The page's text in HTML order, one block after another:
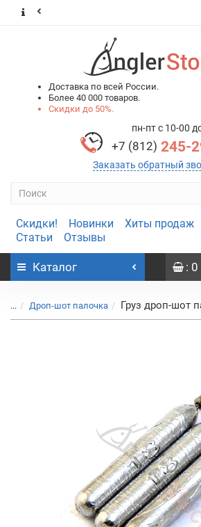
Доставка по всей России.
Более 40 000 товаров.
Скидки до 50%.
пн-пт с 10-00
+7 (812) 245-
Заказать обратный
Скидки! Новинки Хиты продаж
Статьи
Отзывы
Каталог : 0
... Дроп-шот палочка Груз дроп-шот